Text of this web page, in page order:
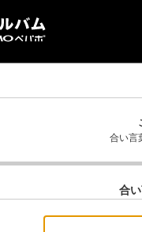
合い言
合